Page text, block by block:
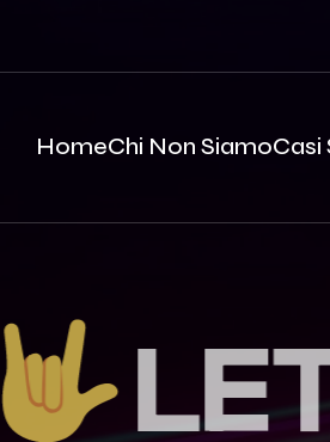
HomeChi Non SiamoCasi